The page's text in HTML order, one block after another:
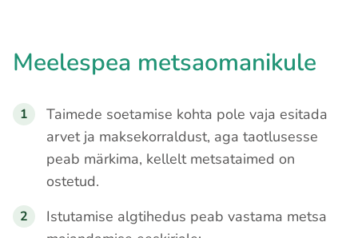
Meelespea metsaomanikule
Taimede soetamise kohta pole vaja esitada
arvet ja maksekorraldust, aga taotlusesse
peab märkima, kellelt metsataimed on
ostetud.
Istutamise algtihedus peab vastama metsa